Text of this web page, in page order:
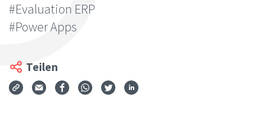
#Evaluation ERP
#Power Apps
Teilen
Via Mail teilen
Auf Facebook teilen
Auf WhatsApp teilen
Auf Twitter teilen
Auf LinkedIn teilen